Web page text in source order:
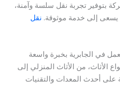
بتوفير تجربة نقل سلسة وآمنة،
يسعى إلى خدمة موثوقة. نقل
في الجابرية بخبرة واسعة
الأثاث، من الأثاث المنزلي إلى
على أحدث المعدات والتقنيات